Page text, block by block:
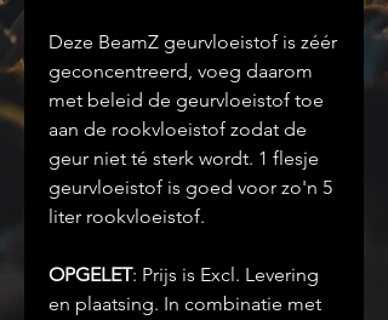
Deze BeamZ geurvloeistof is zéér
geconcentreerd, voeg daarom
met beleid de geurvloeistof toe
aan de rookvloeistof zodat de
geur niet té sterk wordt. 1 flesje
geurvloeistof is goed voor zo'n 5
liter rookvloeistof.
OPGELET: Prijs is Excl. Levering
en plaatsing. In combinatie met